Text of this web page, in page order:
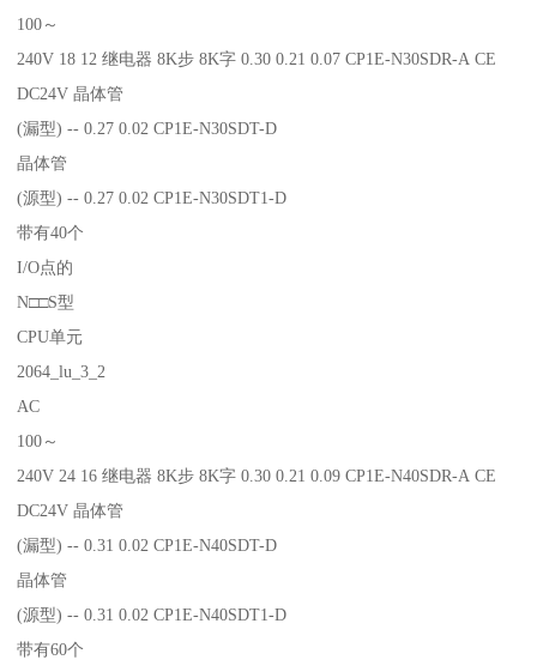
100～
240V 18 12 继电器 8K步 8K字 0.30 0.21 0.07 CP1E-N30SDR-A CE
DC24V 晶体管
(漏型) -- 0.27 0.02 CP1E-N30SDT-D
晶体管
(源型) -- 0.27 0.02 CP1E-N30SDT1-D
带有40个
I/O点的
N□□S型
CPU单元
2064_lu_3_2
AC
100～
240V 24 16 继电器 8K步 8K字 0.30 0.21 0.09 CP1E-N40SDR-A CE
DC24V 晶体管
(漏型) -- 0.31 0.02 CP1E-N40SDT-D
晶体管
(源型) -- 0.31 0.02 CP1E-N40SDT1-D
带有60个